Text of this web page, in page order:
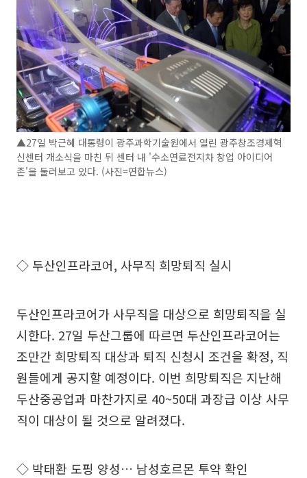
▲27일 박근혜 대통령이 광주과학기술원에서 열린 광주창조경제혁
신센터 개소식을 마친 뒤 센터 내 '수소연료전지차 창업 아이디어
존'을 둘러보고 있다. (사진=연합뉴스)
◇ 두산인프라코어, 사무직 희망퇴직 실시
두산인프라코어가 사무직을 대상으로 희망퇴직을 실
시한다. 27일 두산그룹에 따르면 두산인프라코어는
조만간 희망퇴직 대상과 퇴직 신청시 조건을 확정, 직
원들에게 공지할 예정이다. 이번 희망퇴직은 지난해
두산중공업과 마찬가지로 40~50대 과장급 이상 사무
직이 대상이 될 것으로 알려졌다.
◇ 박태환 도핑 양성… 남성호르몬 투약 확인